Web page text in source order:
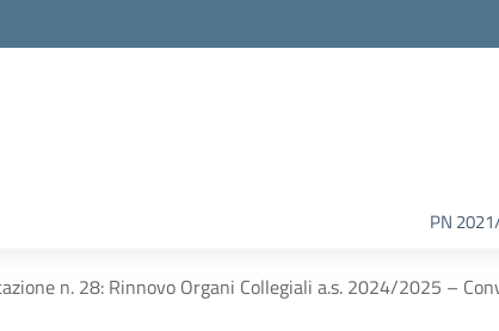
PN
n. 28: Rinnovo Organi Collegiali a.s. 2024/2025 –